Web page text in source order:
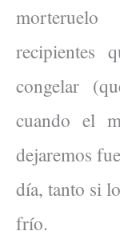
recipientes
congelar
cuando el
dejaremos
día, tanto si
frío.